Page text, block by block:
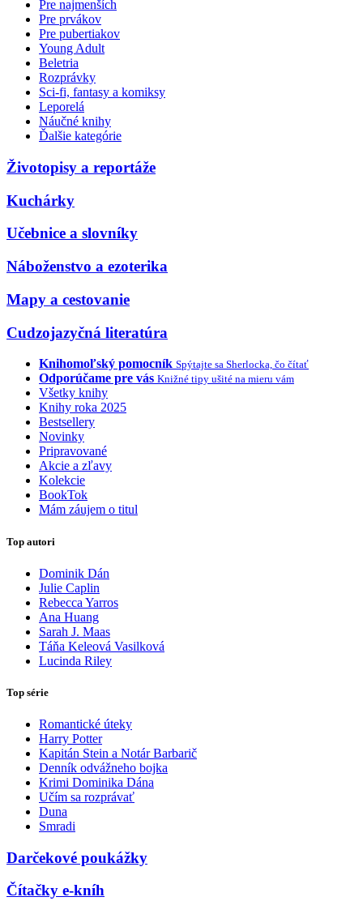
Pre najmenších
Pre prvákov
Pre pubertiakov
Young Adult
Beletria
Rozprávky
Sci-fi, fantasy a komiksy
Leporelá
Náučné knihy
Ďalšie kategórie
Životopisy a reportáže
Kuchárky
Učebnice a slovníky
Náboženstvo a ezoterika
Mapy a cestovanie
Cudzojazyčná literatúra
Knihomoľský pomocník Spýtajte sa Sherlocka, čo čítať
Odporúčame pre vás Knižné tipy ušité na mieru vám
Všetky knihy
Knihy roka 2025
Bestsellery
Novinky
Pripravované
Akcie a zľavy
Kolekcie
BookTok
Mám záujem o titul
Top autori
Dominik Dán
Julie Caplin
Rebecca Yarros
Ana Huang
Sarah J. Maas
Táňa Keleová Vasilková
Lucinda Riley
Top série
Romantické úteky
Harry Potter
Kapitán Stein a Notár Barbarič
Denník odvážneho bojka
Krimi Dominika Dána
Učím sa rozprávať
Duna
Smradi
Darčekové poukážky
Čítačky e-kníh